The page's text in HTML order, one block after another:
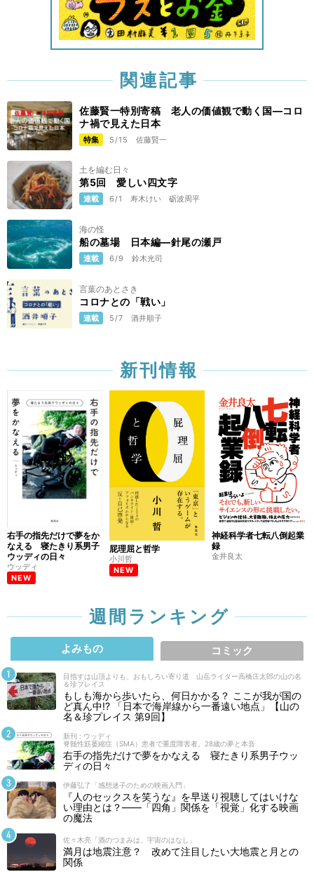
関連記事
佐藤賢一特別寄稿 老人の価値観で動く国—コロ
ナ禍で見えた日本
特集 5/15 佐藤賢一
土を編む日々
第5回 愛しい四文字
連載 6/1 寿木けい 砺波周平
海の怪
船の墓場 日本編―針尾の瀬戸
連載 6/9 鈴木光司
言葉のあとさき
コロナとの「戦い」
連載 5/7 酒井順子
新刊情報
右手の指先だけで夢をか
なえる 寝たきり系男子
ウッディの日々
ウッディ
NEW
屁理屈と哲学
小川哲
NEW
神経科学者七転八倒起業
録
金井良太
週間ランキング
よみもの コミック
目指すは山頂よりも、おもしろい寄り道 山岳ライター高橋庄太郎の山の名
＆珍プレイス
もしも海から歩いたら、何日かかる？ ここが我が国の
ど真ん中!? 「日本で海岸線から一番遠い地点」【山の
名＆珍プレイス 第9回】
新刊 : ウッディ
脊髄性筋萎縮症（SMA）患者で重度障害者。28歳の夢と本音
右手の指先だけで夢をかなえる 寝たきり系男子ウッ
ディの日々
伊藤弘了「感想迷子のための映画入門」
『人のセックスを笑うな』を早送り視聴してはいけな
い理由とは？――「四角」関係を「視覚」化する映画
の魔法
佐々木亮「酒のつまみは、宇宙のはなし」
満月は地震注意？ 改めて注目したい大地震と月との
関係